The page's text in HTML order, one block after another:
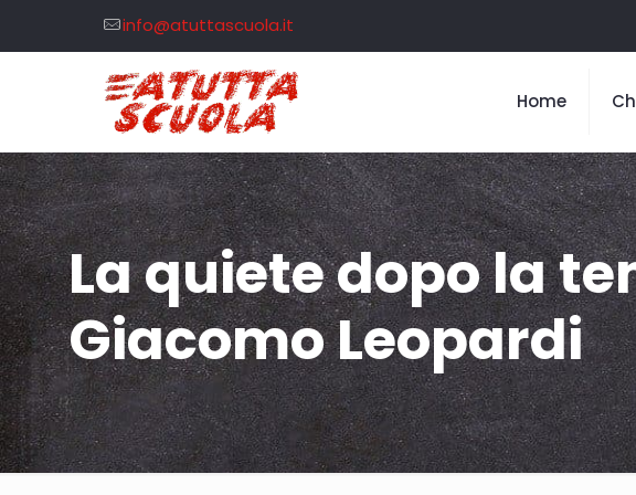
info@atuttascuola.it
Home
La quiete dopo la
Giacomo Leopardi